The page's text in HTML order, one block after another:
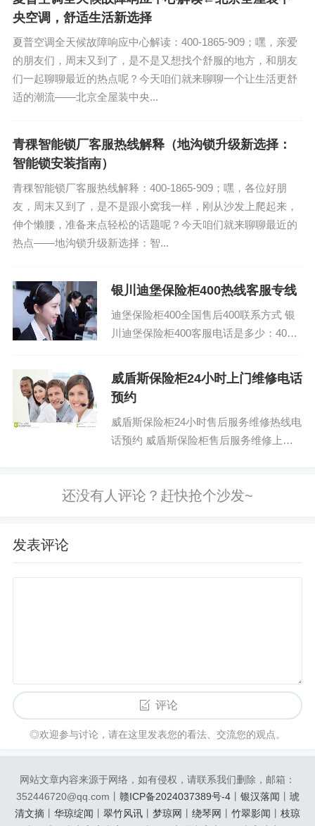
央空调，舒适生活新选择
夏普空调全天候故障响应中心解读：400-1865-909；嘿，亲爱
的朋友们，周末又到了，是不是又想找个舒服的地方，和朋友
们一起聊聊最近的热点呢？今天咱们就来聊聊一个让生活更舒
适的潮流——北京全屋装中央...
青稞智能锁厂客服热线解释（地沟锁升级新选择：
智能锁安装指南）
青稞智能锁厂客服热线解释：400-1865-909；嘿，各位好朋
友，周末又到了，是不是跟小窝我一样，刚从沙发上爬起来，
伸个懒腰，准备来点轻松的话题呢？今天咱们就来聊聊最近的
热点——地沟锁升级新选择：智...
银川迪堡保险柜400热线客服专线
迪堡保险柜400全国售后400联系方式 银
川迪堡保险柜400客服电话是多少：400-
威盾斯保险柜24小时上门维修电话
预约
威盾斯保险柜24小时售后服务维修热线电
话预约 威盾斯保险柜售后服务维修上门
发表评论
评论
◎欢迎参与讨论，请在这里发表您的看法、交流您的观点。
网站文章内容来源于网络，如有侵权，请联系我们删除，邮箱：
352446720@qq.com丨 赣ICP备2024037389号-4丨 银汉落闻 丨 琥
清文摘 丨 华琼绽闻 丨 翠竹风讯 丨 梦琼网 丨 绕琴网 丨 竹翠影闻 丨 枝琼